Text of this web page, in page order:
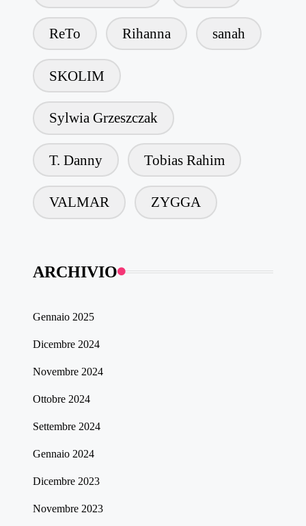
ReTo Rihanna sanah
SKOLIM
Sylwia Grzeszczak
T. Danny Tobias Rahim
VALMAR ZYGGA
ARCHIVIO
Gennaio 2025
Dicembre 2024
Novembre 2024
Ottobre 2024
Settembre 2024
Gennaio 2024
Dicembre 2023
Novembre 2023